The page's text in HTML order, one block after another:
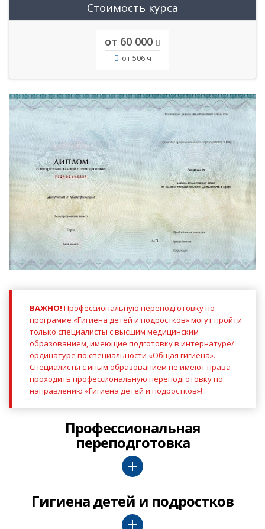
Стоимость курса
от 60 000
от 506 ч
ВАЖНО! Профессиональную переподготовку по
программе «Гигиена детей и подростков» могут пройти
только специалисты с высшим медицинским
образованием, имеющие подготовку в интернатуре/
ординатуре по специальности «Общая гигиена».
Специалисты с иным образованием не имеют права
проходить профессиональную переподготовку по
направлению «Гигиена детей и подростков»!
Профессиональная
переподготовка
Гигиена детей и подростков